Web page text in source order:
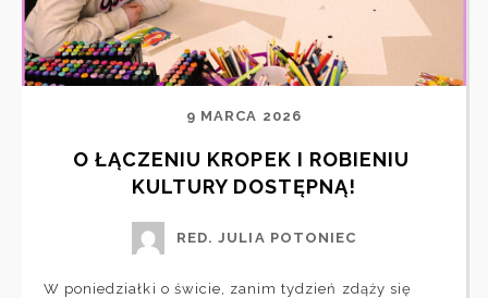
9 MARCA 2026
O ŁĄCZENIU KROPEK I ROBIENIU
KULTURY DOSTĘPNĄ!
RED. JULIA POTONIEC
W poniedziałki o świcie, zanim tydzień zdąży się